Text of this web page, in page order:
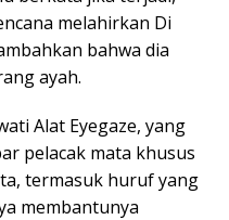
melahirkan Di
bahwa dia
ayah.
Alat Eyegaze, yang
pelacak mata khusus
termasuk huruf yang
membantunya